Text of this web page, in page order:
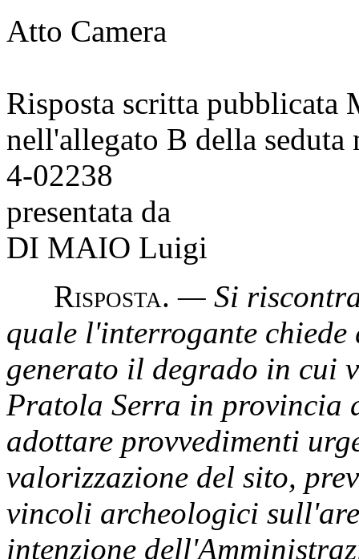
Atto Camera
Risposta scritta pubblicata
nell'allegato B della seduta
4-02238
presentata da
DI MAIO Luigi
Risposta.— Si
quale l'interrogante
generato il degrado in cui
Pratola Serra in provincia
adottare provvedimenti
valorizzazione del sito,
vincoli archeologici
intenzione